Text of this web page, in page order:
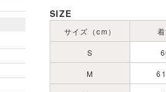
SIZE
サイズ（cm）
S
M